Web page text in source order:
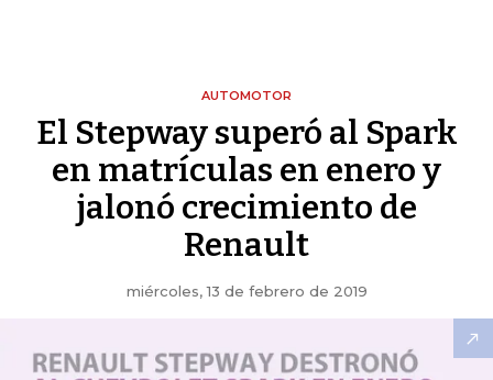
AUTOMOTOR
El Stepway superó al Spark
en matrículas en enero y
jalonó crecimiento de
Renault
miércoles, 13 de febrero de 2019